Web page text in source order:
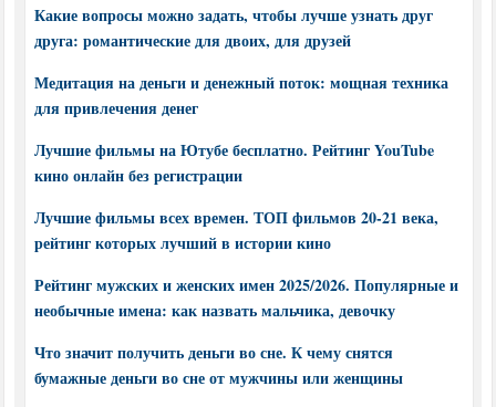
Какие вопросы можно задать, чтобы лучше узнать друг
друга: романтические для двоих, для друзей
Медитация на деньги и денежный поток: мощная техника
для привлечения денег
Лучшие фильмы на Ютубе бесплатно. Рейтинг YouTube
кино онлайн без регистрации
Лучшие фильмы всех времен. ТОП фильмов 20-21 века,
рейтинг которых лучший в истории кино
Рейтинг мужских и женских имен 2025/2026. Популярные и
необычные имена: как назвать мальчика, девочку
Что значит получить деньги во сне. К чему снятся
бумажные деньги во сне от мужчины или женщины